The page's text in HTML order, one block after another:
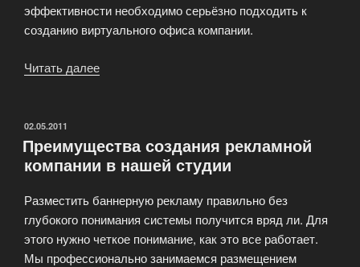
эффективности необходимо серьёзно подходить к
созданию виртуального офиса компании.
Читать далее
продвижению
Веб
ОПУБЛИКОВАНО
02.05.2011
Преимущества создания рекламной
компании в нашей студии
Разместить баннерную рекламу правильно без
глубокого понимания системы получится вряд ли. Для
этого нужно четкое понимание, как это все работает.
Мы профессионально занимаемся размещением